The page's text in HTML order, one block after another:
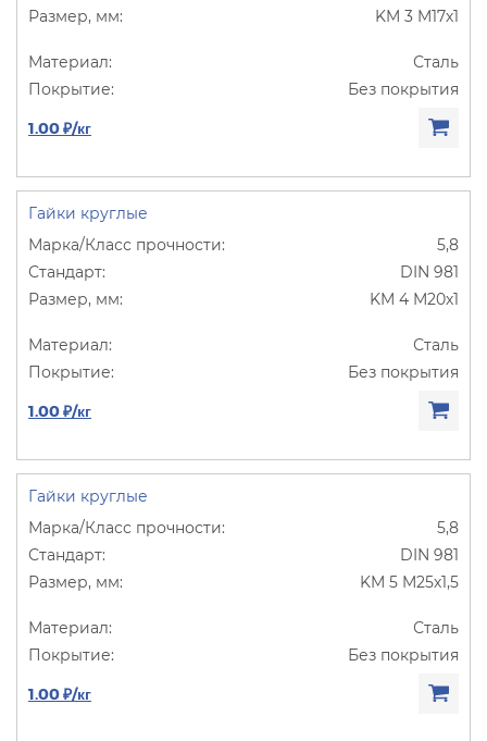
KM 3 M17х1
Сталь
Без покрытия
1.00 ₽/кг
Гайки круглые
5,8
DIN 981
KM 4 M20х1
Сталь
Без покрытия
1.00 ₽/кг
Гайки круглые
5,8
DIN 981
KM 5 M25х1,5
Сталь
Без покрытия
1.00 ₽/кг